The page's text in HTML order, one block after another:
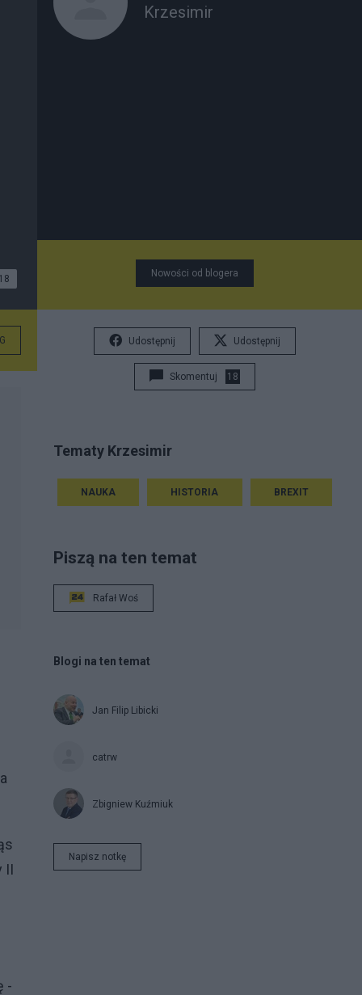
II
-
Krzesimir
Nowości od blogera
Udostępnij Udostępnij
Skomentuj 18
Tematy Krzesimir
NAUKA HISTORIA BREXIT
Piszą na ten temat
Rafał Woś
Blogi na ten temat
Jan Filip Libicki
catrw
Zbigniew Kuźmiuk
Napisz notkę